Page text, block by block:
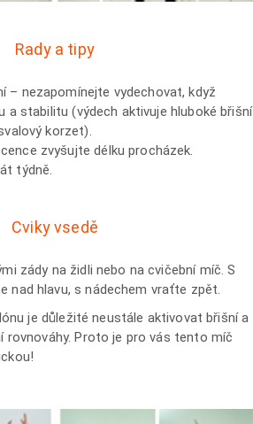
Rady a tipy
– nezapomínejte vydechovat, když
a stabilitu (výdech aktivuje hluboké břišní
korzet).
zvyšujte délku procházek.
týdně.
Cviky vsedě
zády na židli nebo na cvičební míč. S
nad hlavu, s nádechem vraťte zpět.
je důležité neustále aktivovat břišní a
rovnováhy. Proto je pro vás tento míč